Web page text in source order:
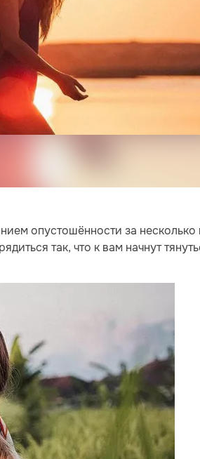
опустошённости за несколько
так, что к вам начнут